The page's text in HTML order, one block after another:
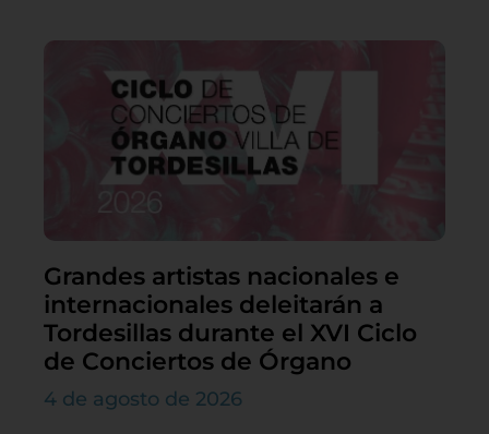
Grandes artistas nacionales e
internacionales deleitarán a
Tordesillas durante el XVI Ciclo
de Conciertos de Órgano
4 de agosto de 2026